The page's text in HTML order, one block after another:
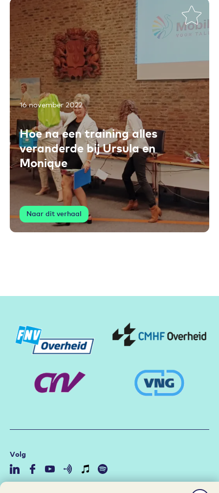
Toevoegen aan favorieten
16 november 2022
Hoe na een training alles
veranderde bij Ursula en
Monique
Naar dit verhaal
Volg